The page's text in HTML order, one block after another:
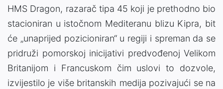
HMS Dragon, razarač tipa 45 koji je prethodno bio
stacioniran u istočnom Mediteranu blizu Kipra, bit
će „unaprijed pozicioniran“ u regiji i spreman da se
pridruži pomorskoj inicijativi predvođenoj Velikom
Britanijom i Francuskom čim uslovi to dozvole,
izvijestilo je više britanskih medija pozivajući se na